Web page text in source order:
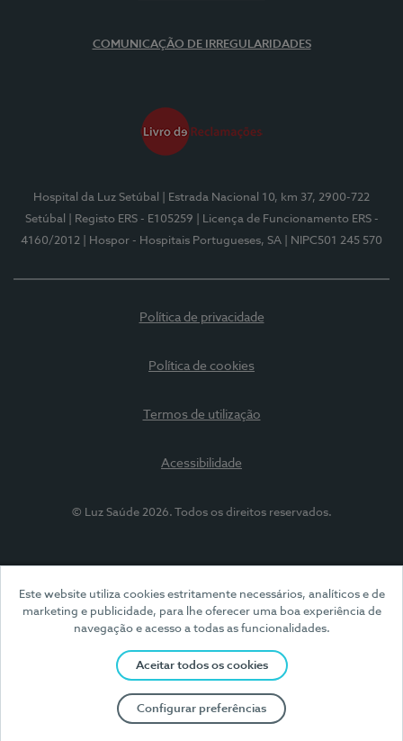
Este website utiliza cookies estritamente necessários, analíticos e de
marketing e publicidade, para lhe oferecer uma boa experiência de
navegação e acesso a todas as funcionalidades.
Aceitar todos os cookies
Configurar preferências
COMUNICAÇÃO DE IRREGULARIDADES
Hospital da Luz Setúbal
| Estrada Nacional 10, km 37, 2900-722
Setúbal
| Registo ERS - E105259
| Licença de Funcionamento ERS -
4160/2012
| Hospor - Hospitais Portugueses, SA | NIPC501 245 570
Política de privacidade
Política de cookies
Termos de utilização
Acessibilidade
© Luz Saúde 2026. Todos os direitos reservados.